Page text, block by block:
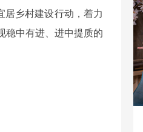
居乡村建设行动，着力
稳中有进、进中提质的